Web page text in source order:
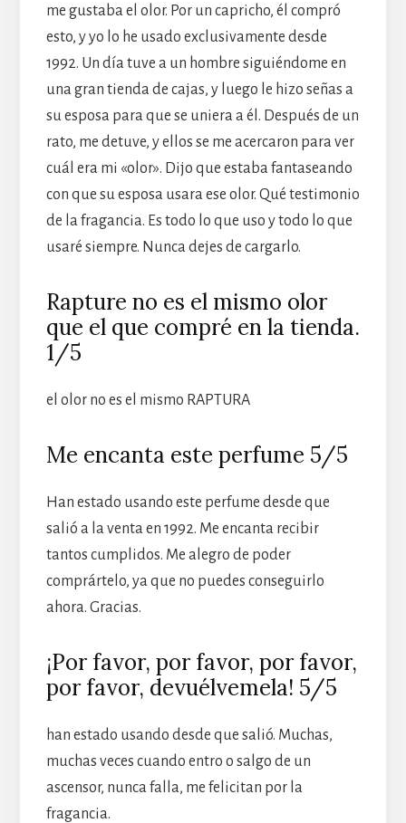
me gustaba el olor. Por un capricho, él compró
esto, y yo lo he usado exclusivamente desde
1992. Un día tuve a un hombre siguiéndome en
una gran tienda de cajas, y luego le hizo señas a
su esposa para que se uniera a él. Después de un
rato, me detuve, y ellos se me acercaron para ver
cuál era mi «olor». Dijo que estaba fantaseando
con que su esposa usara ese olor. Qué testimonio
de la fragancia. Es todo lo que uso y todo lo que
usaré siempre. Nunca dejes de cargarlo.
Rapture no es el mismo olor
que el que compré en la tienda.
1/5
el olor no es el mismo RAPTURA
Me encanta este perfume 5/5
Han estado usando este perfume desde que
salió a la venta en 1992. Me encanta recibir
tantos cumplidos. Me alegro de poder
comprártelo, ya que no puedes conseguirlo
ahora. Gracias.
¡Por favor, por favor, por favor,
por favor, devuélvemela! 5/5
han estado usando desde que salió. Muchas,
muchas veces cuando entro o salgo de un
ascensor, nunca falla, me felicitan por la
fragancia.